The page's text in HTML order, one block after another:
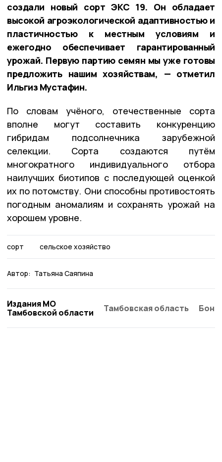
создали новый сорт ЭКС 19. Он обладает
высокой агроэкологической адаптивностью и
пластичностью к местным условиям и
ежегодно обеспечивает гарантированный
урожай. Первую партию семян мы уже готовы
предложить нашим хозяйствам, — отметил
Ильгиз Мустафин.
По словам учёного, отечественные сорта
вполне могут составить конкуренцию
гибридам подсолнечника зарубежной
селекции. Сорта создаются путём
многократного индивидуального отбора
наилучших биотипов с последующей оценкой
их по потомству. Они способны противостоять
погодным аномалиям и сохранять урожай на
хорошем уровне.
сорт сельское хозяйство
Автор: Татьяна Саяпина
Издания МО
Тамбовской области
Тамбовская область